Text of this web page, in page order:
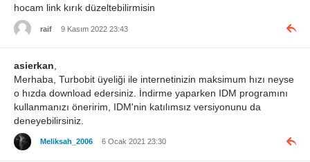
hocam link kırık düzeltebilirmisin
raif 9 Kasım 2022 23:43
asierkan
Merhaba, Turbobit üyeliği ile internetinizin maksimum hızı neyse
o hızda download edersiniz. İndirme yaparken IDM programını
kullanmanızı öneririm, IDM'nin katılımsız versiyonunu da
deneyebilirsiniz.
Meliksah_2006 6 Ocak 2021 23:30